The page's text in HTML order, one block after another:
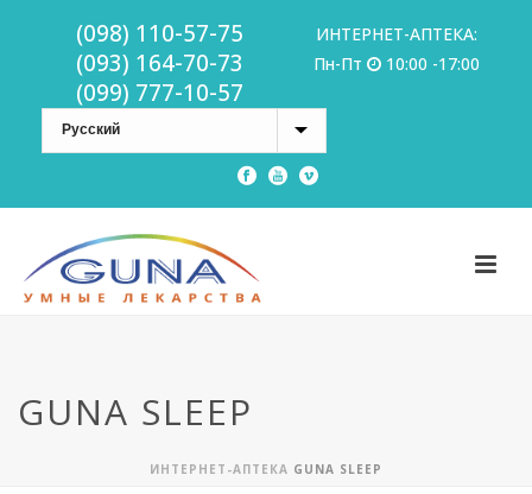
(098) 110-57-75
(093) 164-70-73
(099) 777-10-57
ИНТЕРНЕТ-АПТЕКА:
Пн-Пт
10:00 -17:00
GUNA SLEEP
ИНТЕРНЕТ-АПТЕКА GUNA SLEEP